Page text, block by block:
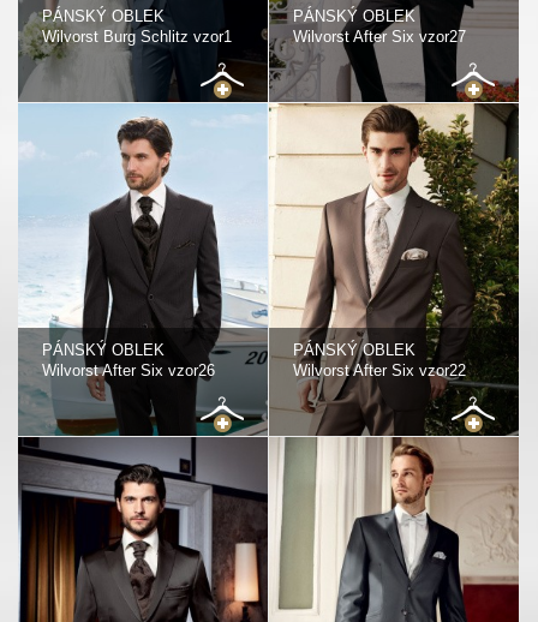
PÁNSKÝ OBLEK
Wilvorst Burg Schlitz vzor1
PÁNSKÝ OBLEK
Wilvorst After Six vzor27
PÁNSKÝ OBLEK
Wilvorst After Six vzor26
PÁNSKÝ OBLEK
Wilvorst After Six vzor22